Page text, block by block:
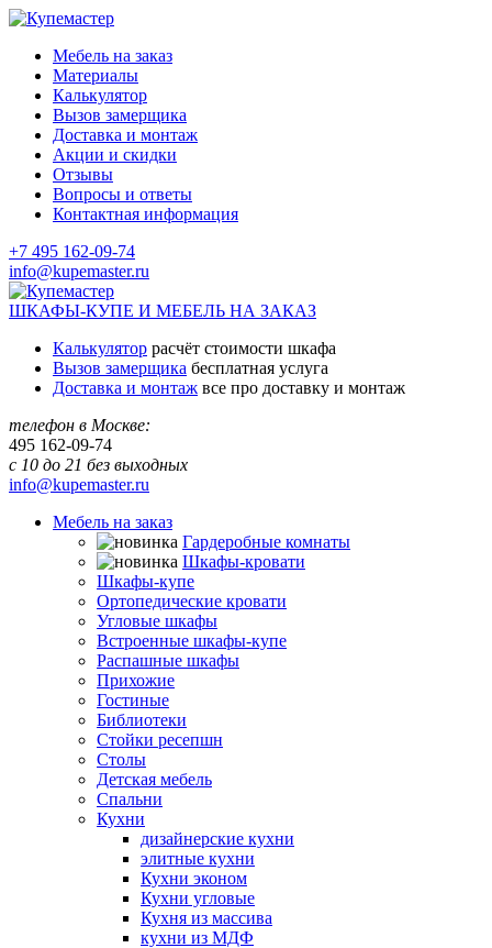
Мебель на заказ
Материалы
Калькулятор
Вызов замерщика
Доставка и монтаж
Акции и скидки
Отзывы
Вопросы и ответы
Контактная информация
+7 495 162-09-74
info@kupemaster.ru
ШКАФЫ-КУПЕ И МЕБЕЛЬ НА ЗАКАЗ
Калькулятор расчёт стоимости шкафа
Вызов замерщика бесплатная услуга
Доставка и монтаж все про доставку и монтаж
телефон в Москве:
495 162-09-74
с 10 до 21 без выходных
info@kupemaster.ru
Мебель на заказ
Гардеробные комнаты
Шкафы-кровати
Шкафы-купе
Ортопедические кровати
Угловые шкафы
Встроенные шкафы-купе
Распашные шкафы
Прихожие
Гостиные
Библиотеки
Стойки ресепшн
Столы
Детская мебель
Спальни
Кухни
дизайнерские кухни
элитные кухни
Кухни эконом
Кухни угловые
Кухня из массива
кухни из МДФ